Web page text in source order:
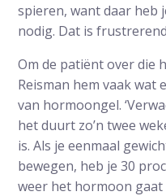
spieren, want daar
nodig. Dat is
Om de patiënt over die
Reisman hem vaak
van hormoongel.
het duurt zo’n twee
is. Als je eenmaal
bewegen, heb je 30
weer het hormoon gaat